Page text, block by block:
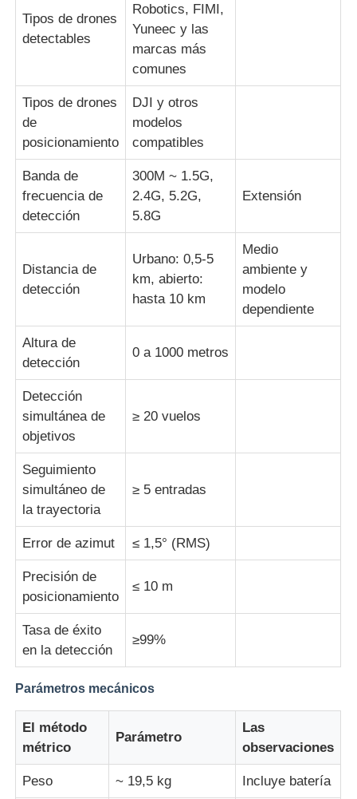
Tipos de drones
detectables
Robotics, FIMI,
Yuneec y las
marcas más
comunes
Tipos de drones
de
posicionamiento
DJI y otros
modelos
compatibles
Banda de
frecuencia de
detección
300M ~ 1.5G,
2.4G, 5.2G,
5.8G
Extensión
Distancia de
detección
Urbano: 0,5-5
km, abierto:
hasta 10 km
Medio
ambiente y
modelo
dependiente
Altura de
detección
0 a 1000 metros
Detección
simultánea de
objetivos
≥ 20 vuelos
Seguimiento
simultáneo de
la trayectoria
≥ 5 entradas
Error de azimut ≤ 1,5° (RMS)
Precisión de
posicionamiento
≤ 10 m
Tasa de éxito
en la detección
≥99%
Parámetros mecánicos
El método
métrico
Parámetro
Las
observaciones
Peso ~ 19,5 kg Incluye batería